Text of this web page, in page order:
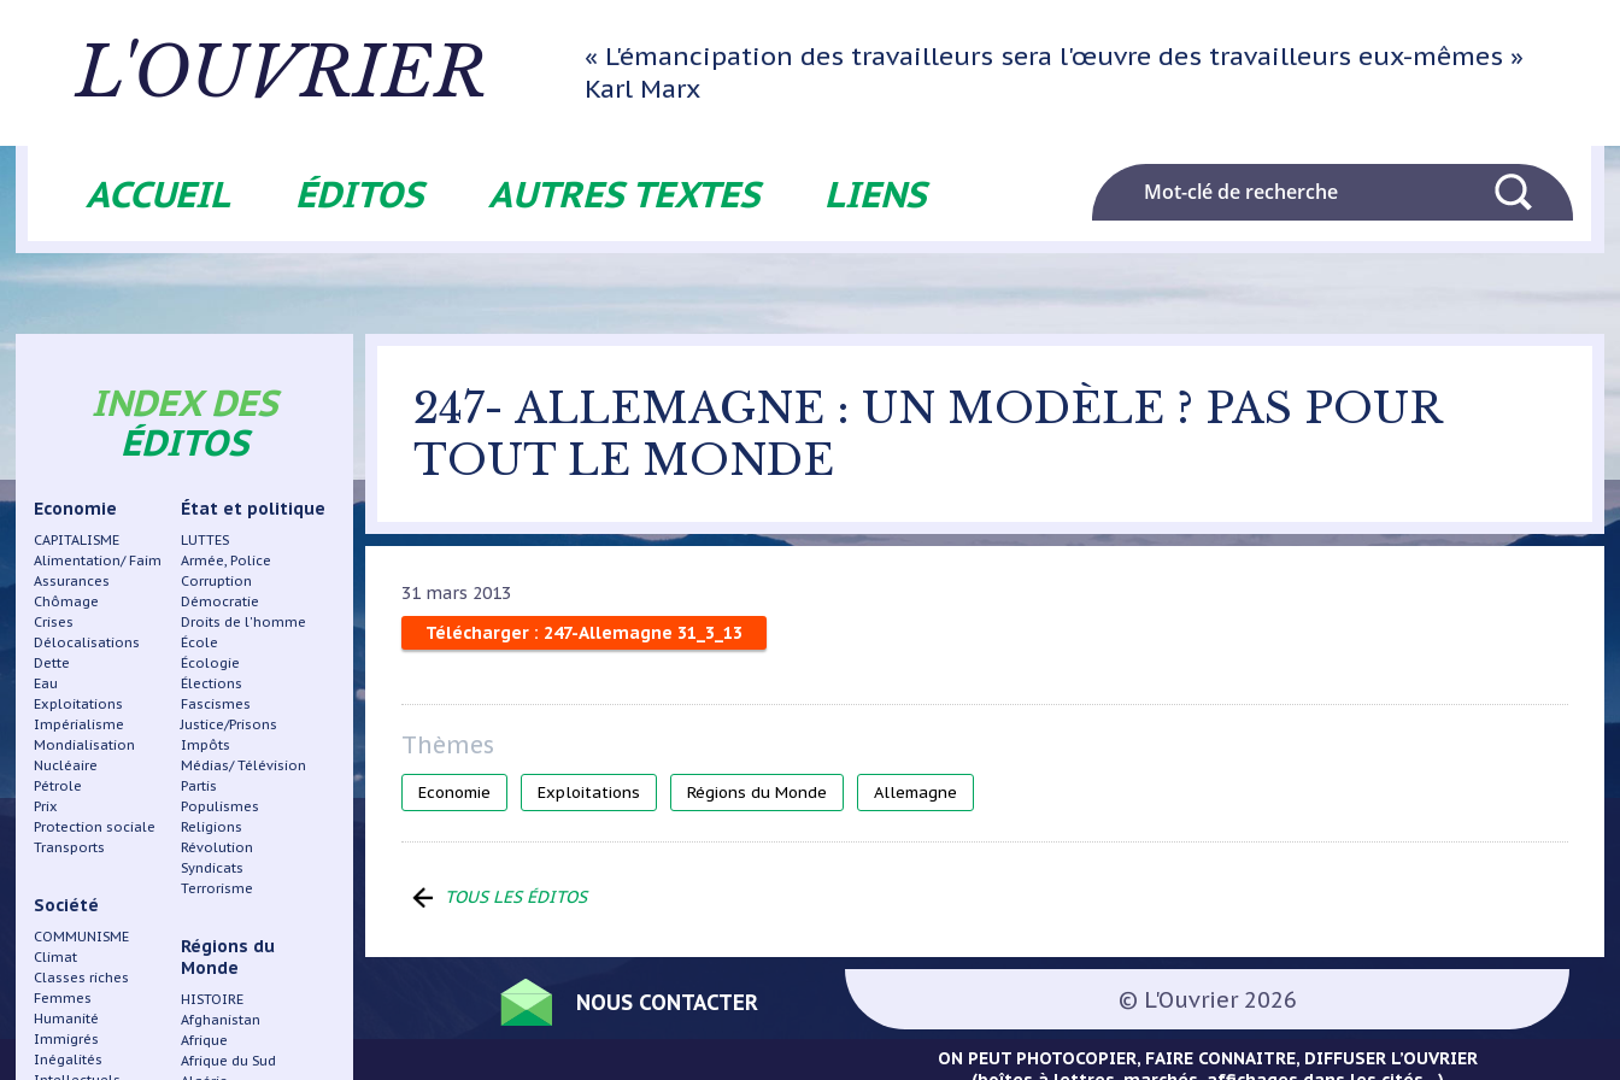
L'OUVRIER
« L'émancipation des travailleurs sera l'œuvre des travailleurs eux-mêmes »
Karl Marx
Navigation
ACCUEIL ÉDITOS AUTRES TEXTES LIENS Rechercher
INDEX DES
ÉDITOS
Economie
CAPITALISME
Alimentation/ Faim
Assurances
Chômage
Crises
Délocalisations
Dette
Eau
Exploitations
Impérialisme
Mondialisation
Nucléaire
Pétrole
Prix
Protection sociale
Transports
Société
COMMUNISME
Climat
Classes riches
Femmes
Humanité
Immigrés
Inégalités
État et politique
LUTTES
Armée, Police
Corruption
Démocratie
Droits de l'homme
École
Écologie
Élections
Fascismes
Justice/Prisons
Impôts
Médias/ Télévision
Partis
Populismes
Religions
Révolution
Syndicats
Terrorisme
Régions du
Monde
HISTOIRE
Afghanistan
Afrique
Afrique du Sud
247- ALLEMAGNE : UN MODÈLE ? PAS POUR
TOUT LE MONDE
31 mars 2013
Télécharger : 247-Allemagne 31_3_13
Economie Exploitations Régions du Monde Allemagne
TOUS LES ÉDITOS
NOUS CONTACTER © L'Ouvrier 2026
ON PEUT PHOTOCOPIER, FAIRE CONNAITRE, DIFFUSER L’OUVRIER